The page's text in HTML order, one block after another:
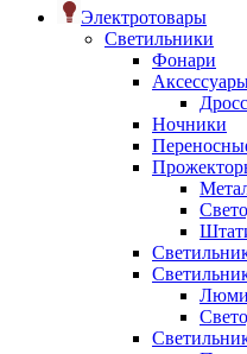
Электротовары
Светильники
Фонари
Ночники